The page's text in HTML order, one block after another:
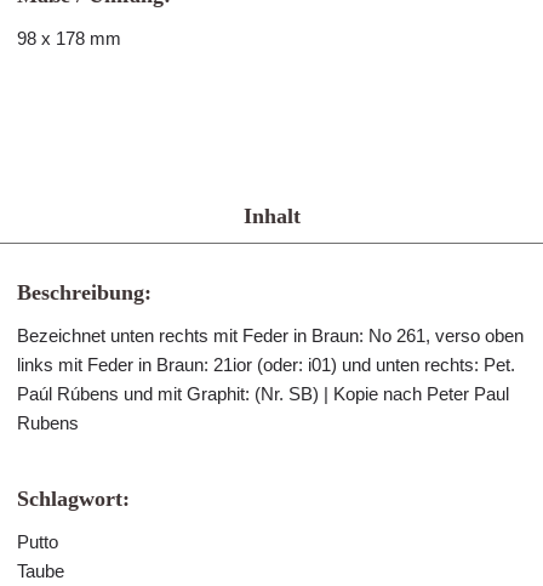
98 x 178 mm
Inhalt
Beschreibung:
Bezeichnet unten rechts mit Feder in Braun: No 261, verso oben
links mit Feder in Braun: 21ior (oder: i01) und unten rechts: Pet.
Paúl Rúbens und mit Graphit: (Nr. SB) | Kopie nach Peter Paul
Rubens
Schlagwort:
Putto
Taube